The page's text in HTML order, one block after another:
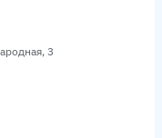
3